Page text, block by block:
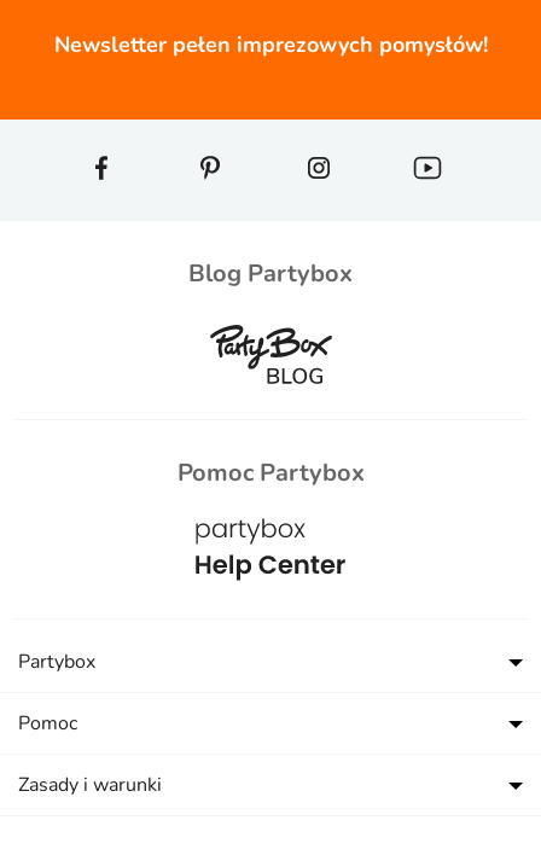
Newsletter pełen imprezowych pomysłów!
Blog Partybox
Pomoc Partybox
Partybox
Pomoc
Zasady i warunki